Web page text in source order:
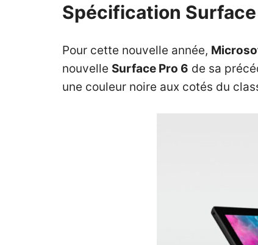
Spécification
Pour cette nouvelle année,
nouvelle Surface Pro 6 de sa
une couleur noire aux cotés du